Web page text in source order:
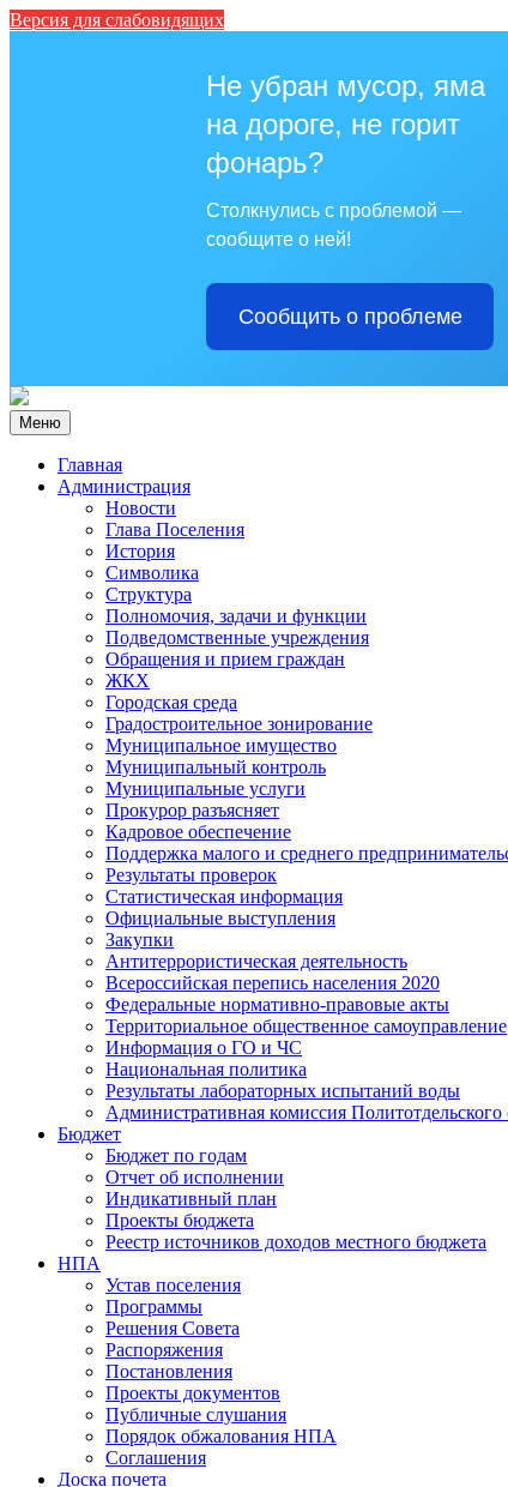
Версия для слабовидящих
Не убран мусор, яма
на дороге, не горит
фонарь?
Столкнулись с проблемой —
сообщите о ней!
Сообщить о проблеме
Меню
Главная
Администрация
Новости
Глава Поселения
История
Символика
Структура
Полномочия, задачи и функции
Подведомственные учреждения
Обращения и прием граждан
ЖКХ
Городская среда
Градостроительное зонирование
Муниципальное имущество
Муниципальный контроль
Муниципальные услуги
Прокурор разъясняет
Кадровое обеспечение
Поддержка малого и среднего
Результаты проверок
Статистическая информация
Официальные выступления
Закупки
Антитеррористическая деятельность
Всероссийская перепись населения 2020
Федеральные нормативно-правовые акты
Территориальное общественное самоуправление
Информация о ГО и ЧС
Национальная политика
Результаты лабораторных испытаний воды
Административная комиссия Политотдельского
Бюджет
Бюджет по годам
Отчет об исполнении
Индикативный план
Проекты бюджета
Реестр источников доходов местного бюджета
НПА
Устав поселения
Программы
Решения Совета
Распоряжения
Постановления
Проекты документов
Публичные слушания
Порядок обжалования НПА
Соглашения
Доска почета